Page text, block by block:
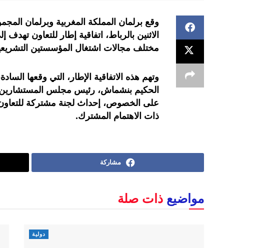
وقع برلمان المملكة المغربية وبرلمان
الاثنين بالرباط، اتفاقية إطار للتعاون
مختلف مجالات اشتغال المؤسستين
وتهم هذه الاتفاقية الإطار، التي وقعها
الحكيم بنشماش، رئيس مجلس
على الخصوص، إحداث لجنة مشتركة للتعاون
ذات الاهتمام المشترك.
مشاركة
مواضيع ذات صلة
دولية